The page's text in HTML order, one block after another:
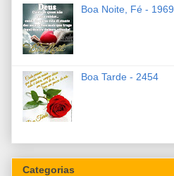
Boa Noite, Fé - 1969
Boa Tarde - 2454
Categorias